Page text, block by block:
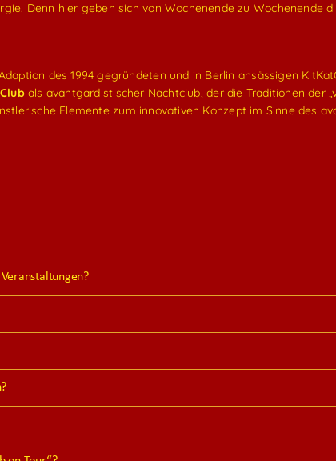
Denn hier geben sich von Wochenende zu Wochenende
des 1994 gegründeten und in Berlin ansässigen
als avantgardistischer Nachtclub, der die Traditionen der
Elemente zum innovativen Konzept im Sinne des